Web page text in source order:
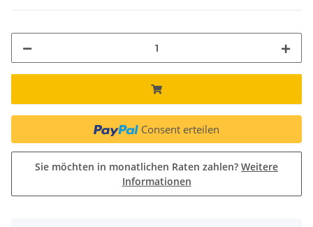
Consent erteilen
Sie möchten in monatlichen Raten zahlen? Weitere
Informationen